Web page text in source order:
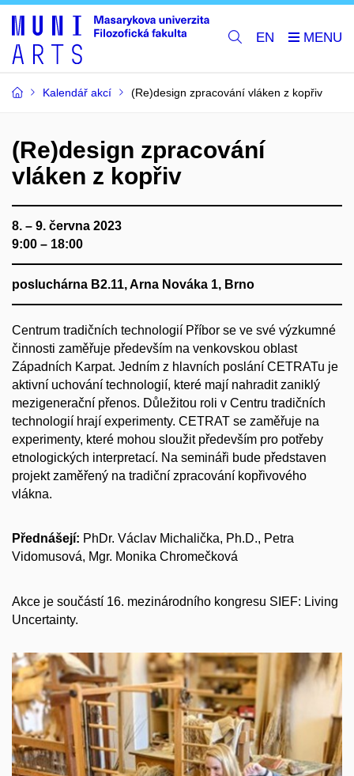
EN
Kalendář akcí (Re)design zpracování vláken z kopřiv
(Re)design zpracování
vláken z kopřiv
8. – 9. června 2023
9:00 – 18:00
posluchárna B2.11, Arna Nováka 1, Brno
Centrum tradičních technologií Příbor se ve své výzkumné
činnosti zaměřuje především na venkovskou oblast
Západních Karpat. Jedním z hlavních poslání CETRATu je
aktivní uchování technologií, které mají nahradit zaniklý
mezigenerační přenos. Důležitou roli v Centru tradičních
technologií hrají experimenty. CETRAT se zaměřuje na
experimenty, které mohou sloužit především pro potřeby
etnologických interpretací. Na semináři bude představen
projekt zaměřený na tradiční zpracování kopřivového
vlákna.
Přednášejí: PhDr. Václav Michalička, Ph.D., Petra
Vidomusová, Mgr. Monika Chromečková
Akce je součástí 16. mezinárodního kongresu SIEF: Living
Uncertainty.